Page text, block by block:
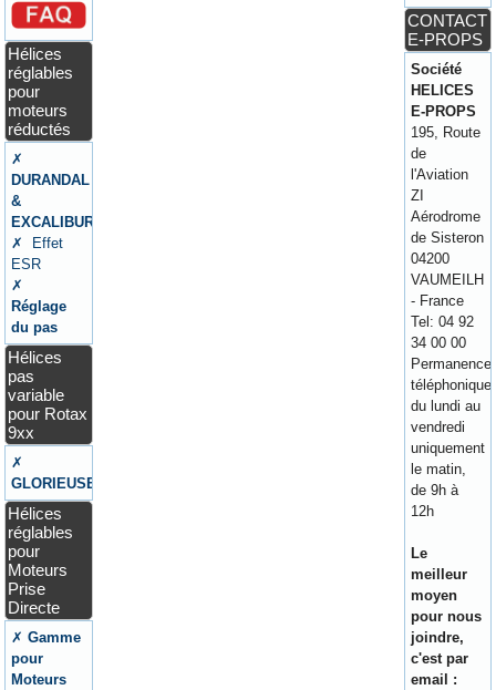
Hélices
réglables
pour
moteurs
réductés
✗
DURANDAL
&
EXCALIBUR
✗ Effet
ESR
✗
Réglage
du pas
Hélices
pas
variable
pour Rotax
9xx
✗
GLORIEUSE
Hélices
réglables
pour
Moteurs
Prise
Directe
✗Gamme
pour
Moteurs
CONTACT
E-PROPS
Société
HELICES
E-PROPS
195, Route
de
l'Aviation
ZI
Aérodrome
de Sisteron
04200
VAUMEILH
- France
Tel: 04 92
34 00 00
Permanence
téléphonique
du lundi au
vendredi
uniquement
le matin,
de 9h à
12h
Le
meilleur
moyen
pour nous
joindre,
c'est par
email :